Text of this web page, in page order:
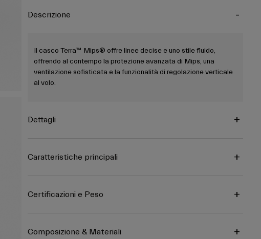
Descrizione
Il casco Terra™ Mips® offre linee decise e uno stile fluido,
offrendo al contempo la protezione avanzata di Mips, una
ventilazione sofisticata e la funzionalità di regolazione verticale
al volo.
Dettagli
Caratteristiche principali
Certificazioni e Peso
Composizione & Materiali